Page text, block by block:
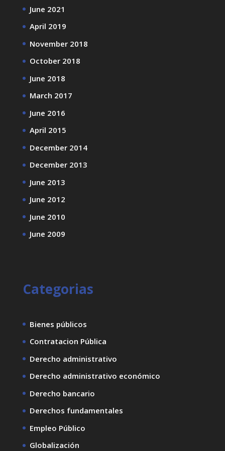
June 2021
April 2019
November 2018
October 2018
June 2018
March 2017
June 2016
April 2015
December 2014
December 2013
June 2013
June 2012
June 2010
June 2009
Categorias
Bienes públicos
Contratacion Pública
Derecho administrativo
Derecho administrativo económico
Derecho bancario
Derechos fundamentales
Empleo Público
Globalización